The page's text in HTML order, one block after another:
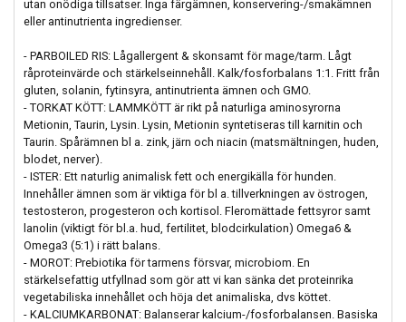
utan onödiga tillsatser. Inga färgämnen, konservering-/smakämnen
eller antinutrienta ingredienser.
- PARBOILED RIS: Lågallergent & skonsamt för mage/tarm. Lågt
råproteinvärde och stärkelseinnehåll. Kalk/fosforbalans 1:1. Fritt från
gluten, solanin, fytinsyra, antinutrienta ämnen och GMO.
- TORKAT KÖTT: LAMMKÖTT är rikt på naturliga aminosyrorna
Metionin, Taurin, Lysin. Lysin, Metionin syntetiseras till karnitin och
Taurin. Spårämnen bl a. zink, järn och niacin (matsmältningen, huden,
blodet, nerver).
- ISTER: Ett naturlig animalisk fett och energikälla för hunden.
Innehåller ämnen som är viktiga för bl a. tillverkningen av östrogen,
testosteron, progesteron och kortisol. Fleromättade fettsyror samt
lanolin (viktigt för bl.a. hud, fertilitet, blodcirkulation) Omega6 &
Omega3 (5:1) i rätt balans.
- MOROT: Prebiotika för tarmens försvar, microbiom. En
stärkelsefattig utfyllnad som gör att vi kan sänka det proteinrika
vegetabiliska innehållet och höja det animaliska, dvs köttet.
- KALCIUMKARBONAT: Balanserar kalcium-/fosforbalansen. Basiska